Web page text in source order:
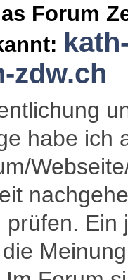
Forum
zdw.ch
habe ich
prüfen.